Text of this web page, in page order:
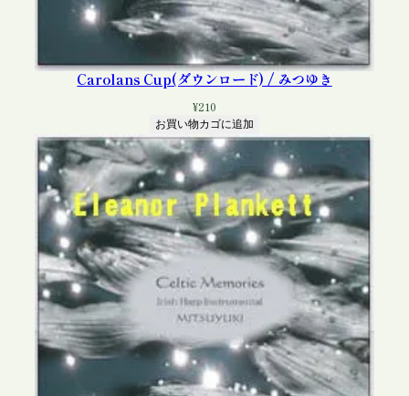
Carolans Cup(ダウンロード) / みつゆき
¥210
お買い物カゴに追加